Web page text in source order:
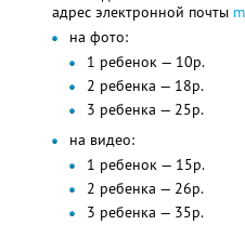
адрес электронной почты
на фото:
1 ребенок — 10р.
2 ребенка — 18р.
3 ребенка — 25р.
на видео:
1 ребенок — 15р.
2 ребенка — 26р.
3 ребенка — 35р.